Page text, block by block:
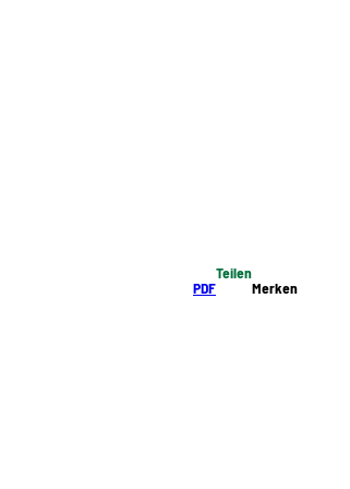
PDF
Teilen
Merken